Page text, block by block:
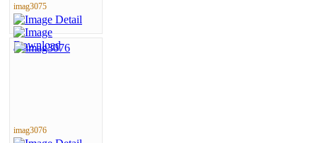
imag3075
imag3076